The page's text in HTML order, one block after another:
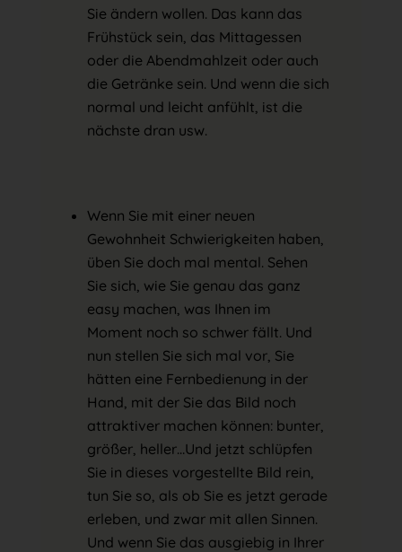
Sie ändern wollen. Das kann das
Frühstück sein, das Mittagessen
oder die Abendmahlzeit oder auch
die Getränke sein. Und wenn die sich
normal und leicht anfühlt, ist die
nächste dran usw.
Wenn Sie mit einer neuen
Gewohnheit Schwierigkeiten haben,
üben Sie doch mal mental. Sehen
Sie sich, wie Sie genau das ganz
easy machen, was Ihnen im
Moment noch so schwer fällt. Und
nun stellen Sie sich mal vor, Sie
hätten eine Fernbedienung in der
Hand, mit der Sie das Bild noch
attraktiver machen können: bunter,
größer, heller…Und jetzt schlüpfen
Sie in dieses vorgestellte Bild rein,
tun Sie so, als ob Sie es jetzt gerade
erleben, und zwar mit allen Sinnen.
Und wenn Sie das ausgiebig in Ihrer